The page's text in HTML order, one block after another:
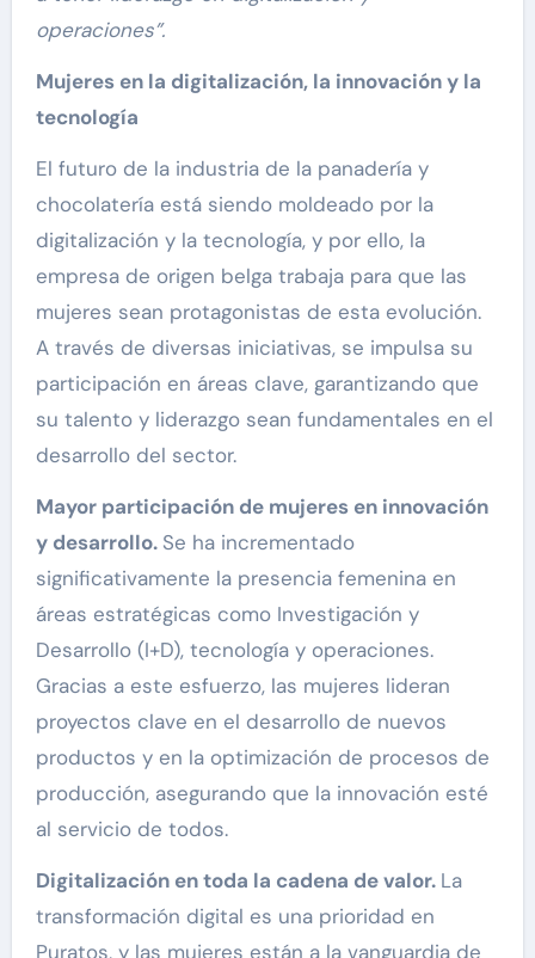
operaciones”.
Mujeres en la digitalización, la innovación y la
tecnología
El futuro de la industria de la panadería y
chocolatería está siendo moldeado por la
digitalización y la tecnología, y por ello, la
empresa de origen belga trabaja para que las
mujeres sean protagonistas de esta evolución.
A través de diversas iniciativas, se impulsa su
participación en áreas clave, garantizando que
su talento y liderazgo sean fundamentales en el
desarrollo del sector.
Mayor participación de mujeres en innovación
y desarrollo. Se ha incrementado
significativamente la presencia femenina en
áreas estratégicas como Investigación y
Desarrollo (I+D), tecnología y operaciones.
Gracias a este esfuerzo, las mujeres lideran
proyectos clave en el desarrollo de nuevos
productos y en la optimización de procesos de
producción, asegurando que la innovación esté
al servicio de todos.
Digitalización en toda la cadena de valor. La
transformación digital es una prioridad en
Puratos, y las mujeres están a la vanguardia de